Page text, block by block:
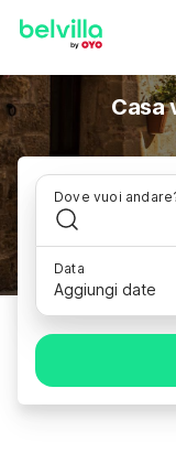
Casa
Dove vuoi
Data
Aggiungi date